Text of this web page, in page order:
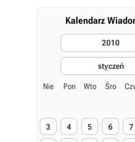
Kalendarz
2010
styczeń
Nie Pon Wto Śro
3 4 5 6 7